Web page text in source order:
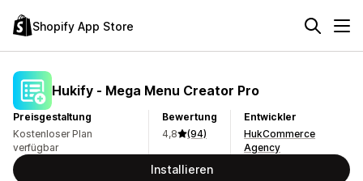
Shopify App Store
Hukify ‑ Mega Menu Creator Pro
Preisgestaltung
Kostenloser Plan
verfügbar
Bewertung
4,8
(94)
Entwickler
HukCommerce
Agency
Installieren